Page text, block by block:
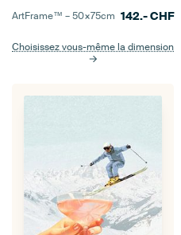
ArtFrame™ –50×75cm 142.-CHF
Choisissez vous-même la dimension